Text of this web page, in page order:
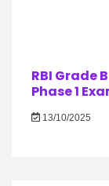
RBI Grade
Phase 1
13/10/2025